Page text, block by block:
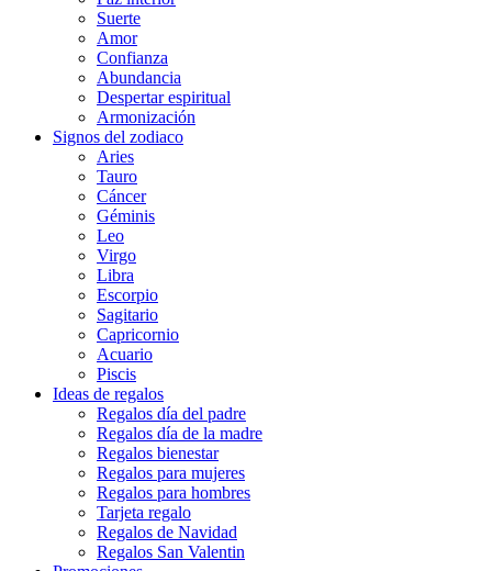
Suerte
Amor
Confianza
Abundancia
Despertar espiritual
Armonización
Signos del zodiaco
Aries
Tauro
Cáncer
Géminis
Leo
Virgo
Libra
Escorpio
Sagitario
Capricornio
Acuario
Piscis
Ideas de regalos
Regalos día del padre
Regalos día de la madre
Regalos bienestar
Regalos para mujeres
Regalos para hombres
Tarjeta regalo
Regalos de Navidad
Regalos San Valentin